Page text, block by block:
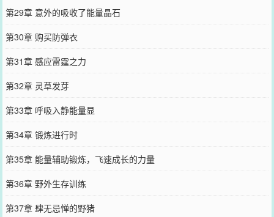
第29章 意外的吸收了能量晶石
第30章 购买防弹衣
第31章 感应雷霆之力
第32章 灵草发芽
第33章 呼吸入静能量显
第34章 锻炼进行时
第35章 能量辅助锻炼，飞速成长的力量
第36章 野外生存训练
第37章 肆无忌惮的野猪